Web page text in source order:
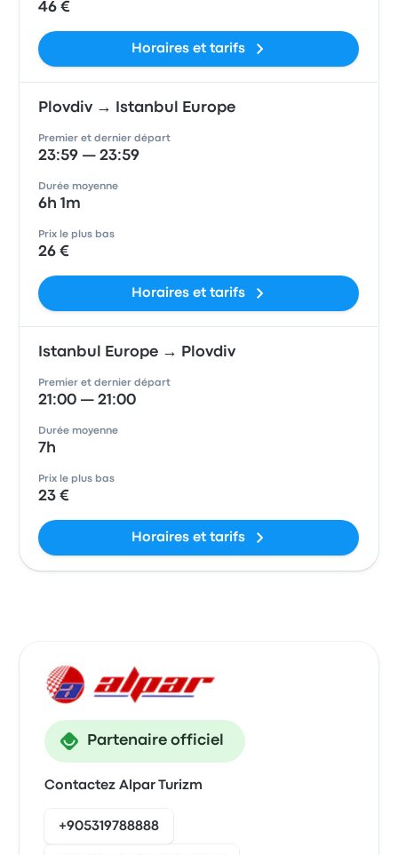
46 €
Horaires et tarifs
Plovdiv → Istanbul Europe
Premier et dernier départ
23:59 — 23:59
Durée moyenne
6h 1m
Prix le plus bas
26 €
Horaires et tarifs
Istanbul Europe → Plovdiv
Premier et dernier départ
21:00 — 21:00
Durée moyenne
7h
Prix le plus bas
23 €
Horaires et tarifs
Partenaire officiel
Contactez Alpar Turizm
+905319788888